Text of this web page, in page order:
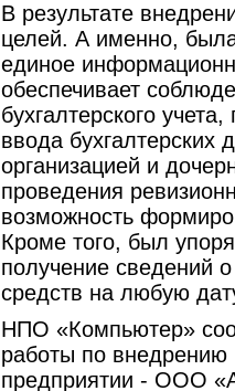
В результате
целей. А именно,
единое
обеспечивает
бухгалтерского
ввода бухгалтерских
организацией и
проведения
возможность
Кроме того, был
получение сведений
средств на любую
НПО «Компьютер»
работы по
предприятии - ООО